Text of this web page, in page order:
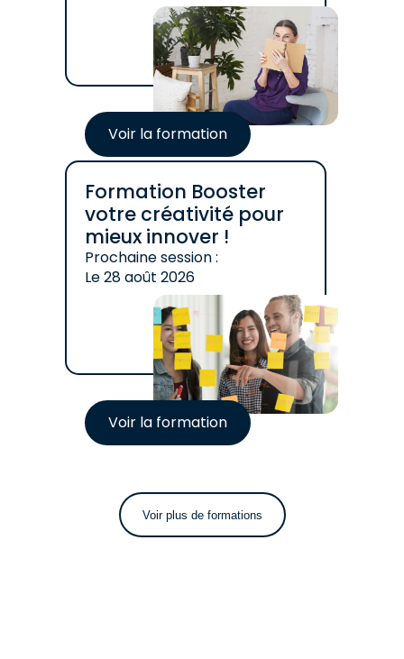
Voir la formation
Formation Booster
votre créativité pour
mieux innover !
Prochaine session :
Le28 août 2026
Voir la formation
Voir plus de formations